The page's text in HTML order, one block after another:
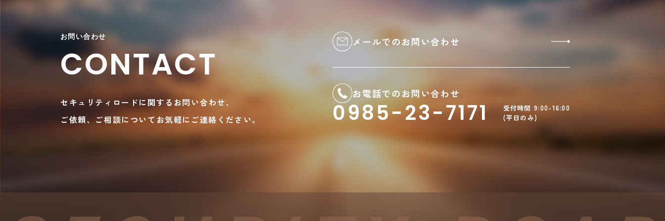
お問い合わせ
CONTACT
セキュリティロードに関するお問い合わせ、
ご依頼、ご相談についてお気軽にご連絡ください。
メールでのお問い合わせ
お電話でのお問い合わせ
0985-23-7171
受付時間 9:00-16:00
(平日のみ)